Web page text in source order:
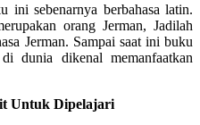
ini sebenarnya berbahasa latin.
orang Jerman, Jadilah
Jerman. Sampai saat ini buku
dunia dikenal memanfaatkan
Untuk Dipelajari